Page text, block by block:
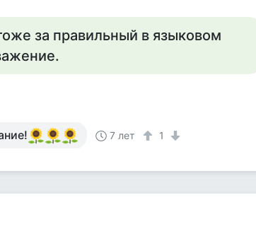
за правильный в языковом
7 лет 1